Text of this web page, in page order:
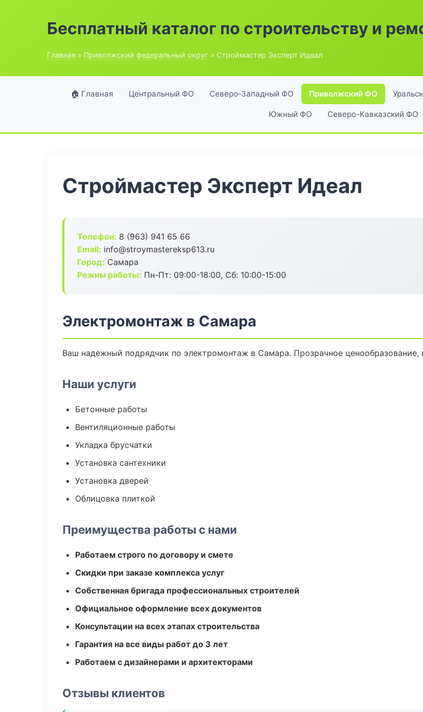
Бесплатный каталог по строительству и
Главная » Приволжский федеральный округ » Строймастер Эксперт Идеал
🏠 Главная Центральный ФО Северо-Западный ФО Приволжский ФО
Южный ФО Северо-Кавказский ФО
Строймастер Эксперт Идеал
Телефон: 8 (963) 941 65 66
Email: info@stroymastereksp613.ru
Город: Самара
Режим работы: Пн-Пт: 09:00-18:00, Сб: 10:00-15:00
Электромонтаж в Самара
Ваш надежный подрядчик по электромонтаж в Самара. Прозрачное ценообразование,
Наши услуги
Бетонные работы
Вентиляционные работы
Укладка брусчатки
Установка сантехники
Установка дверей
Облицовка плиткой
Преимущества работы с нами
Работаем строго по договору и смете
Скидки при заказе комплекса услуг
Собственная бригада профессиональных строителей
Официальное оформление всех документов
Консультации на всех этапах строительства
Гарантия на все виды работ до 3 лет
Работаем с дизайнерами и архитекторами
Отзывы клиентов